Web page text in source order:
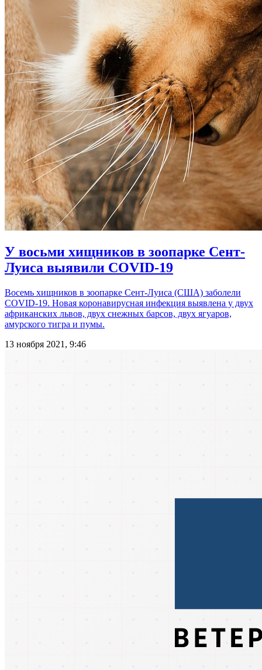
У восьми хищников в зоопарке Сент-
Луиса выявили COVID-19
Восемь хищников в зоопарке Сент-Луиса (США) заболели
COVID-19. Новая коронавирусная инфекция выявлена у двух
африканских львов, двух снежных барсов, двух ягуаров,
амурского тигра и пумы.
13 ноября 2021, 9:46